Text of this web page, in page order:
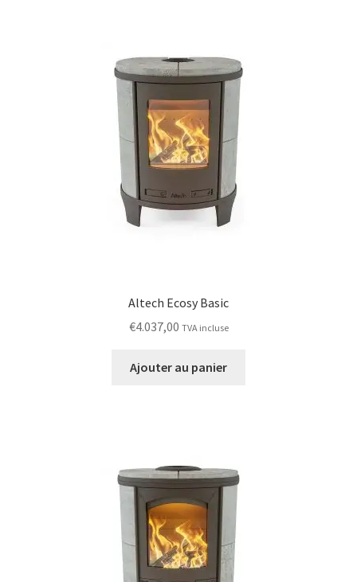
Altech Ecosy Basic
€4.037,00 TVA incluse
Ajouter au panier